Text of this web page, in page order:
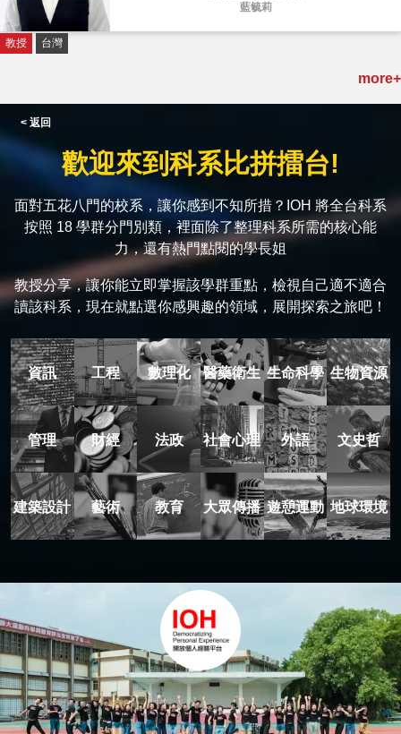
藍毓莉
教授 台灣
more+
< 返回
歡迎來到科系比拼擂台!
面對五花八門的校系，讓你感到不知所措？IOH 將全台科系
按照 18 學群分門別類，裡面除了整理科系所需的核心能
力，還有熱門點閱的學長姐
教授分享，讓你能立即掌握該學群重點，檢視自己適不適合
讀該科系，現在就點選你感興趣的領域，展開探索之旅吧！
資訊 工程 數理化 醫藥衛生 生命科學 生物資源
管理 財經 法政 社會心理 外語 文史哲
建築設計 藝術 教育 大眾傳播 遊憩運動 地球環境